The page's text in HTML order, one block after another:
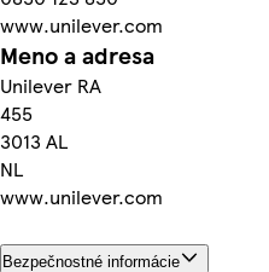
www.unilever.com
Meno a adresa
Unilever RA
455
3013 AL
NL
www.unilever.com
Bezpečnostné informácie